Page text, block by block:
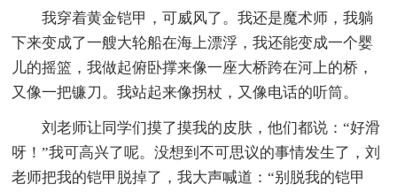
我穿着黄金铠甲，可威风了。我还是魔术师，我躺
下来变成了一艘大轮船在海上漂浮，我还能变成一个婴
儿的摇篮，我做起俯卧撑来像一座大桥跨在河上的桥，
又像一把镰刀。我站起来像拐杖，又像电话的听筒。
刘老师让同学们摸了摸我的皮肤，他们都说：“好滑
呀！”我可高兴了呢。没想到不可思议的事情发生了，刘
老师把我的铠甲脱掉了，我大声喊道：“别脱我的铠甲